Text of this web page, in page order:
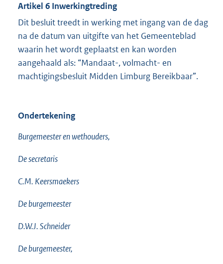
Artikel 6 Inwerkingtreding
Dit besluit treedt in werking met ingang van de dag
na de datum van uitgifte van het Gemeenteblad
waarin het wordt geplaatst en kan worden
aangehaald als: “Mandaat-, volmacht- en
machtigingsbesluit Midden Limburg Bereikbaar”.
Ondertekening
Burgemeester en wethouders,
De secretaris
C.M. Keersmaekers
De burgemeester
D.W.J. Schneider
De burgemeester,